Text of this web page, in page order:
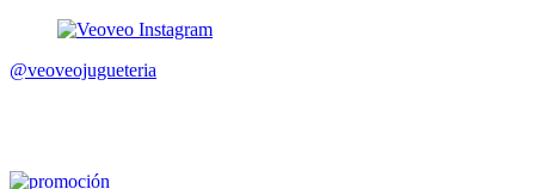
@veoveojugueteria